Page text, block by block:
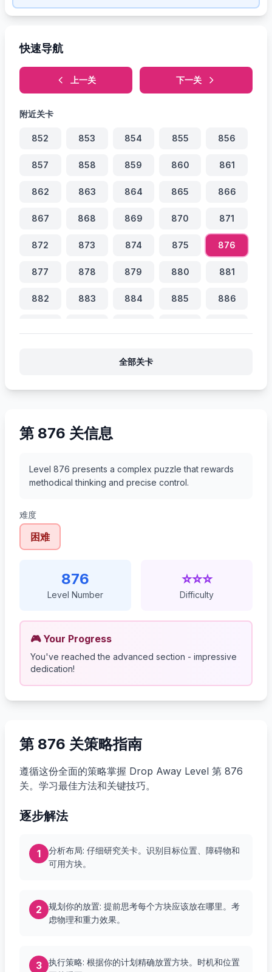
快速导航
上一关 下一关
附近关卡
852 853 854 855 856
857 858 859 860 861
862 863 864 865 866
867 868 869 870 871
872 873 874 875 876
877 878 879 880 881
882 883 884 885 886
全部关卡
第 876 关信息
Level 876 presents a complex puzzle that rewards
methodical thinking and precise control.
难度
困难
876
Level Number
⭐⭐⭐
Difficulty
🎮 Your Progress
You've reached the advanced section - impressive
dedication!
第 876 关策略指南
遵循这份全面的策略掌握 Drop Away Level 第 876
关。学习最佳方法和关键技巧。
逐步解法
1
分析布局: 仔细研究关卡。识别目标位置、障碍物和
可用方块。
2
规划你的放置: 提前思考每个方块应该放在哪里。考
虑物理和重力效果。
3
执行策略: 根据你的计划精确放置方块。时机和位置